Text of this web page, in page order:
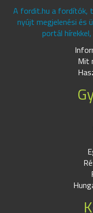
A fordit.hu a fordítók,
nyújt megjelenési és
portál
Mit